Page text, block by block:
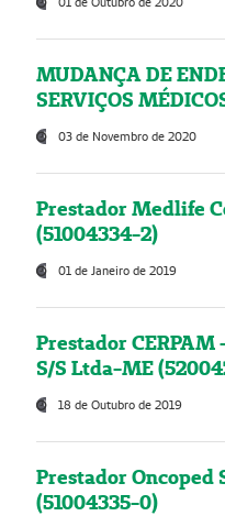
MUDANÇA DE
SERVIÇOS
03 de Novembro de 2020
Prestador Medlife
(51004334-2)
01 de Janeiro de 2019
Prestador CERPAM
S/S Ltda-ME
18 de Outubro de 2019
Prestador Oncoped
(51004335-0)